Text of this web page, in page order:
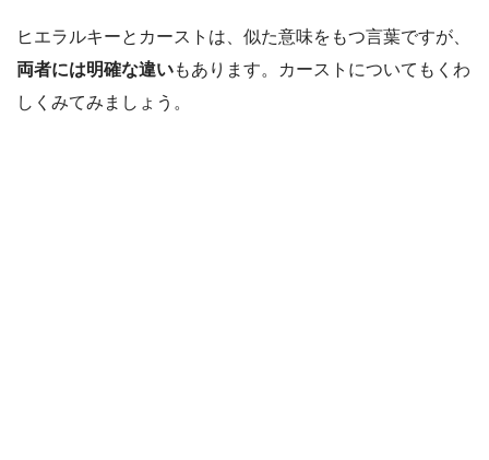
ヒエラルキーとカーストは、似た意味をもつ言葉ですが、
両者には明確な違いもあります。カーストについてもくわ
しくみてみましょう。